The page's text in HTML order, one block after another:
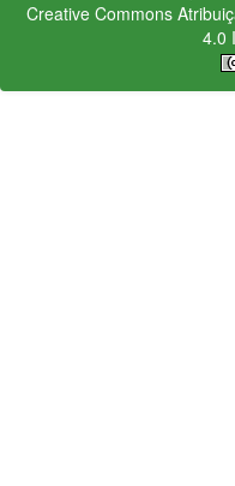
Creative Commons
4.0